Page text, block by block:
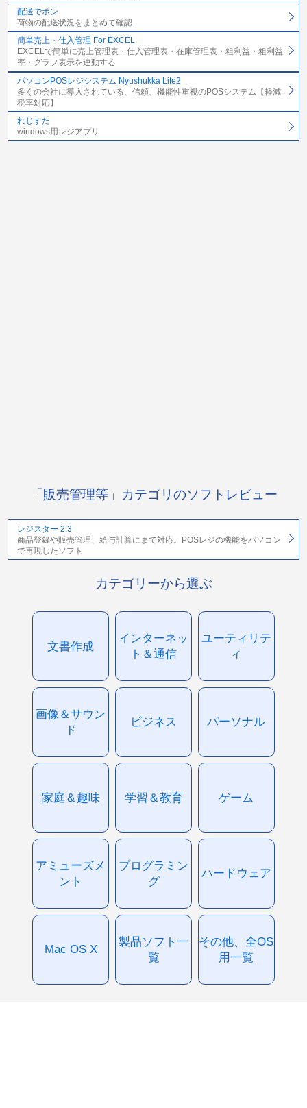
配送でポン
荷物の配送状況をまとめて確認
簡単売上・仕入管理 For EXCEL
EXCELで簡単に売上管理表・仕入管理表・在庫管理表・粗利益・粗利益
率・グラフ表示を連動する
パソコンPOSレジシステム Nyushukka Lite2
多くの会社に導入されている、信頼、機能性重視のPOSシステム【軽減
税率対応】
れじすた
windows用レジアプリ
「販売管理等」カテゴリのソフトレビュー
レジスター 2.3
商品登録や販売管理、給与計算にまで対応。POSレジの機能をパソコン
で再現したソフト
カテゴリーから選ぶ
文書作成
インターネッ
ト＆通信
ユーティリテ
ィ
画像＆サウン
ド
ビジネス パーソナル
家庭＆趣味 学習＆教育 ゲーム
アミューズメ
ント
プログラミン
グ
ハードウェア
Mac OS X
製品ソフト一
覧
その他、全OS
用一覧